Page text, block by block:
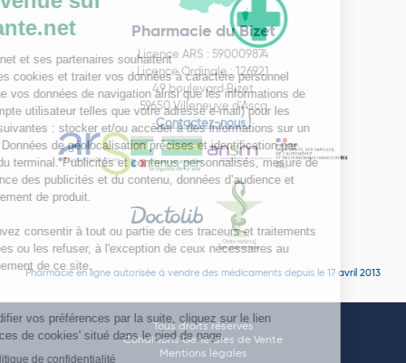
Pharmacie du Bizet
Licence ARS : 590009874
Licence Ordinale : 126921
49 boulevard Bizet
59650 Villeneuve d'Ascq
Contactez-nous !
Pharmacie en ligne autorisée à vendre des médicaments depuis le 17 avril 2013
Tous droits réservés
Conditions Générales de Vente
Mentions légales